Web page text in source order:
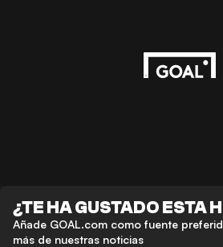
¿TE HA GUSTADO ESTA
Añade GOAL.com como fuente
más de nuestras noticias